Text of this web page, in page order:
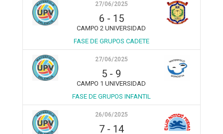
27/06/2025
6 - 15
CAMPO 2 UNIVERSIDAD
FASE DE GRUPOS CADETE
27/06/2025
5 - 9
CAMPO 1 UNIVERSIDAD
FASE DE GRUPOS INFANTIL
26/06/2025
7- 14